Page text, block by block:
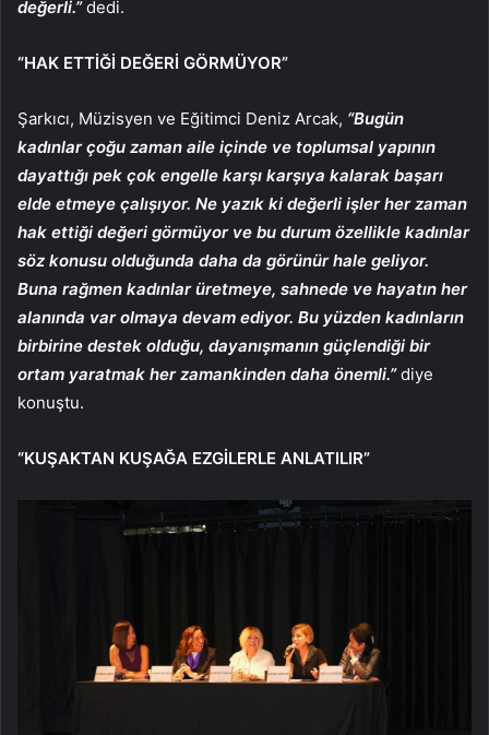
değerli.”dedi.
“HAK ETTİĞİ DEĞERİ GÖRMÜYOR”
Şarkıcı, Müzisyen ve Eğitimci Deniz Arcak, “Bugün
kadınlar çoğu zaman aile içinde ve toplumsal yapının
dayattığı pek çok engelle karşı karşıya kalarak başarı
elde etmeye çalışıyor. Ne yazık ki değerli işler her zaman
hak ettiği değeri görmüyor ve bu durum özellikle kadınlar
söz konusu olduğunda daha da görünür hale geliyor.
Buna rağmen kadınlar üretmeye, sahnede ve hayatın her
alanında var olmaya devam ediyor. Bu yüzden kadınların
birbirine destek olduğu, dayanışmanın güçlendiği bir
ortam yaratmak her zamankinden daha önemli.”diye
konuştu.
“KUŞAKTAN KUŞAĞA EZGİLERLE ANLATILIR”